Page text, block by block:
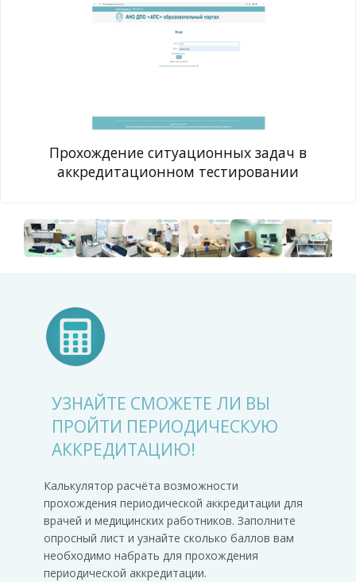
Прохождение ситуационных задач в
аккредитационном тестировании
УЗНАЙТЕ СМОЖЕТЕ ЛИ ВЫ
ПРОЙТИ ПЕРИОДИЧЕСКУЮ
АККРЕДИТАЦИЮ!
Калькулятор расчёта возможности
прохождения периодической аккредитации для
врачей и медицинских работников. Заполните
опросный лист и узнайте сколько баллов вам
необходимо набрать для прохождения
периодической аккредитации.